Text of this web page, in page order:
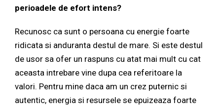
perioadele de efort intens?
Recunosc ca sunt o persoana cu energie foarte
ridicata si anduranta destul de mare. Si este destul
de usor sa ofer un raspuns cu atat mai mult cu cat
aceasta intrebare vine dupa cea referitoare la
valori. Pentru mine daca am un crez puternic si
autentic, energia si resursele se epuizeaza foarte